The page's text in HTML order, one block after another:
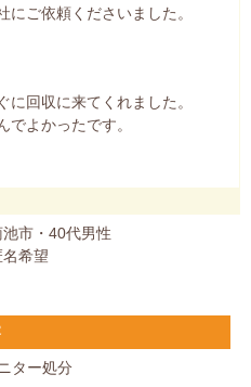
にご依頼くださいました。
回収に来てくれました。
よかったです。
池市・40代男性
名希望
ター処分